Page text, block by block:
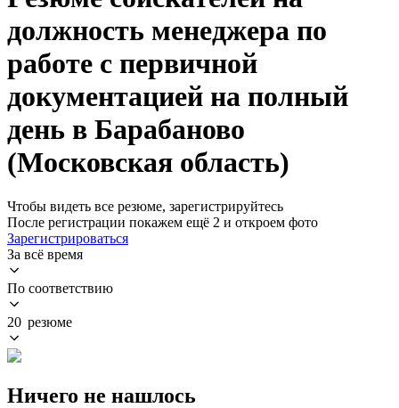
должность менеджера по
работе с первичной
документацией на полный
день в Барабаново
(Московская область)
Чтобы видеть все резюме, зарегистрируйтесь
После регистрации покажем ещё 2 и откроем фото
Зарегистрироваться
За всё время
По соответствию
20 резюме
Ничего не нашлось